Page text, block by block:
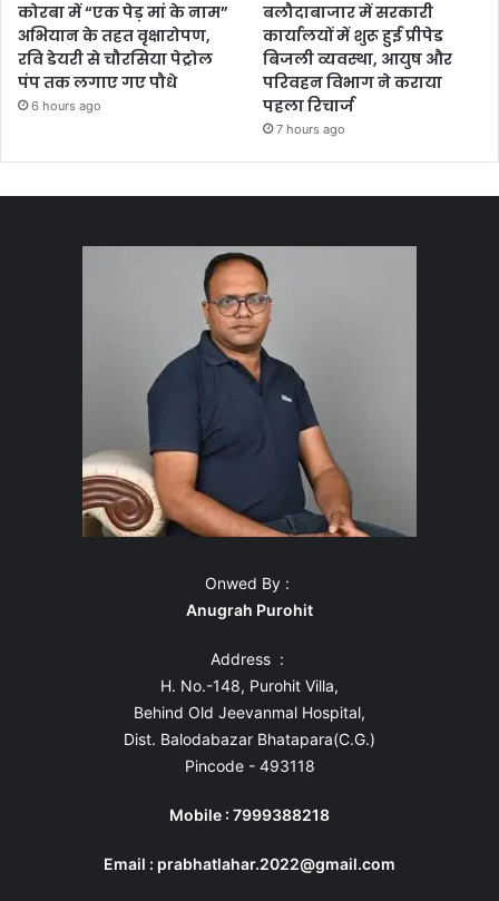
कोरबा में “एक पेड़ मां के नाम”
अभियान के तहत वृक्षारोपण,
रवि डेयरी से चौरसिया पेट्रोल
पंप तक लगाए गए पौधे
6 hours ago
बलौदाबाजार में सरकारी
कार्यालयों में शुरू हुई प्रीपेड
बिजली व्यवस्था, आयुष और
परिवहन विभाग ने कराया
पहला रिचार्ज
7 hours ago
Onwed By :
Anugrah Purohit
Address :
H. No.-148, Purohit Villa,
Behind Old Jeevanmal Hospital,
Dist. Balodabazar Bhatapara(C.G.)
Pincode - 493118
Mobile : 7999388218
Email : prabhatlahar.2022@gmail.com